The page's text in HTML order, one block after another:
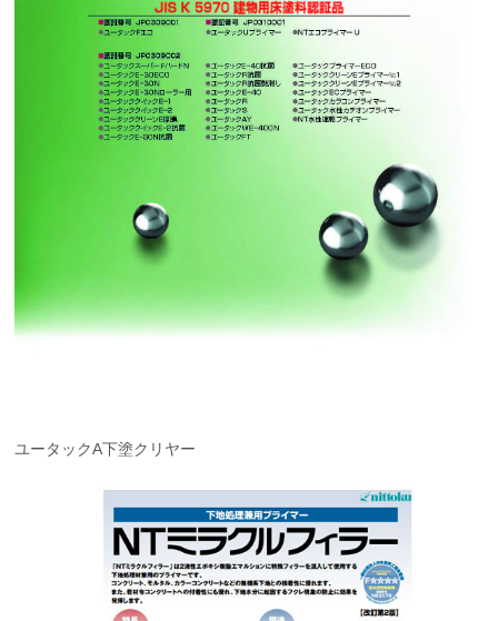
ユータックA下塗クリヤー